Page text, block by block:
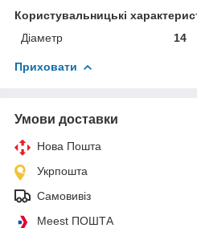
Користувальницькі
Діаметр
14
Приховати
Умови доставки
Нова Пошта
Укрпошта
Самовивіз
Meest ПОШТА